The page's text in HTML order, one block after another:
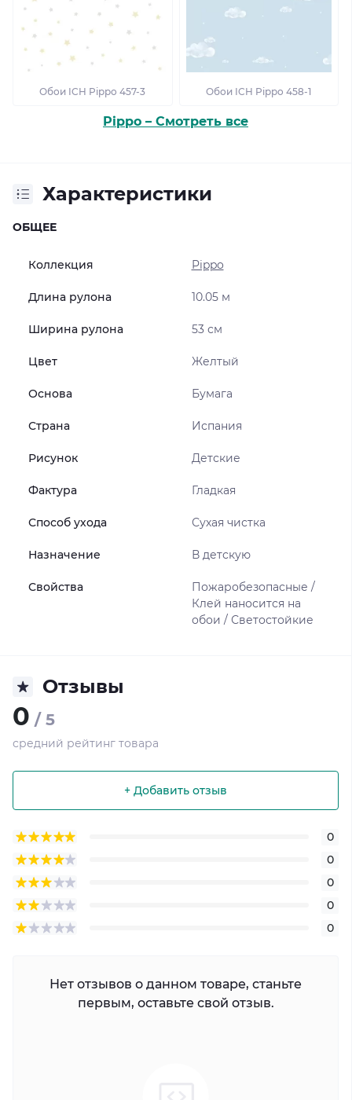
Обои ICH Pippo 457-3 Обои ICH Pippo 458-1
Pippo – Смотреть все
Характеристики
ОБЩЕЕ
Коллекция Pippo
Длина рулона 10.05 м
Ширина рулона 53 см
Цвет Желтый
Основа Бумага
Страна Испания
Рисунок Детские
Фактура Гладкая
Способ ухода Сухая чистка
Назначение В детскую
Свойства
Пожаробезопасные /
Клей наносится на
обои / Светостойкие
Отзывы
0 / 5
средний рейтинг товара
+ Добавить отзыв
0
0
0
0
0
Нет отзывов о данном товаре, станьте
первым, оставьте свой отзыв.